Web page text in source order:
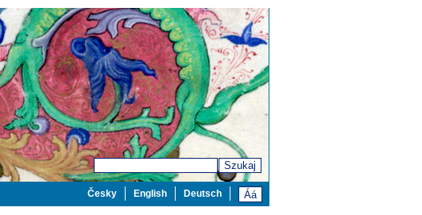
Szukaj
Deutsch
English
Česky